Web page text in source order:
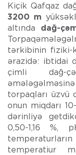
Kiçik Qafqaz
3200 m
altında dağ-
tərkibinin fiziki-
ərazidə: ibtidai
çimli dağ-
torpaqları üzvü
onun miqdarı
dərinliyə
0,50-1,16 %,
temperatiur